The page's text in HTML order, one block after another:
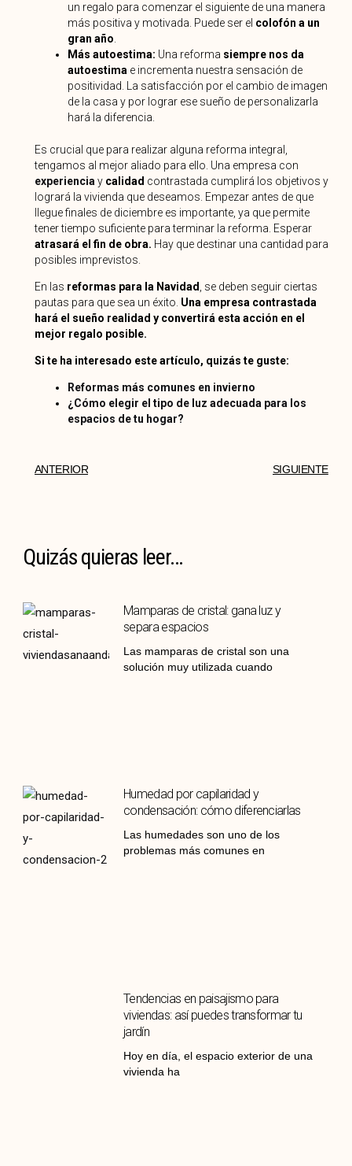
un regalo para comenzar el siguiente de una manera
más positiva y motivada. Puede ser el colofón a un
gran año
Más autoestima: Una reforma siempre nos da
autoestima e incrementa nuestra sensación de
positividad. La satisfacción por el cambio de imagen
de la casa y por lograr ese sueño de personalizarla
hará la diferencia.
Es crucial que para realizar alguna reforma integral,
tengamos al mejor aliado para ello. Una empresa con
experiencia y calidad contrastada cumplirá los objetivos y
logrará la vivienda que deseamos. Empezar antes de que
llegue finales de diciembre es importante, ya que permite
tener tiempo suficiente para terminar la reforma. Esperar
atrasará el fin de obra. Hay que destinar una cantidad para
posibles imprevistos.
En las reformas para la Navidad
, se deben seguir ciertas
pautas para que sea un éxito. Una empresa contrastada
hará el sueño realidad y convertirá esta acción en el
mejor regalo posible.
Si te ha interesado este artículo, quizás te guste:
Reformas más comunes en invierno
¿Cómo elegir el tipo de luz adecuada para los
espacios de tu hogar?
ANTERIOR SIGUIENTE
Quizás quieras leer...
Mamparas de cristal: gana luz y
separa espacios
Las mamparas de cristal son una
solución muy utilizada cuando
Humedad por capilaridad y
condensación: cómo diferenciarlas
Las humedades son uno de los
problemas más comunes en
Tendencias en paisajismo para
viviendas: así puedes transformar tu
jardín
Hoy en día, el espacio exterior de una
vivienda ha